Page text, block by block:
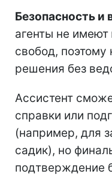
Безопасность и
агенты не
свобод, поэтому
решения без
Ассистент
справки или
(например, для
садик), но
подтверждение